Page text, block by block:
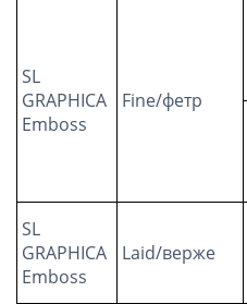
SL
GRAPHICA
Emboss
Fine/фетр
SL
GRAPHICA
Emboss
Laid/верже